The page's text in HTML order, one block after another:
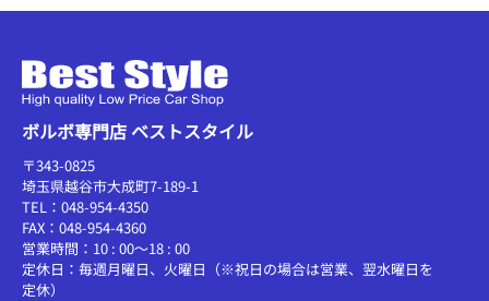
ボルボ専門店 ベストスタイル
〒343-0825
埼玉県越谷市大成町7-189-1
TEL：048-954-4350
FAX：048-954-4360
営業時間：10 : 00～18 : 00
定休日：毎週月曜日、火曜日（※祝日の場合は営業、翌水曜日を
定休）